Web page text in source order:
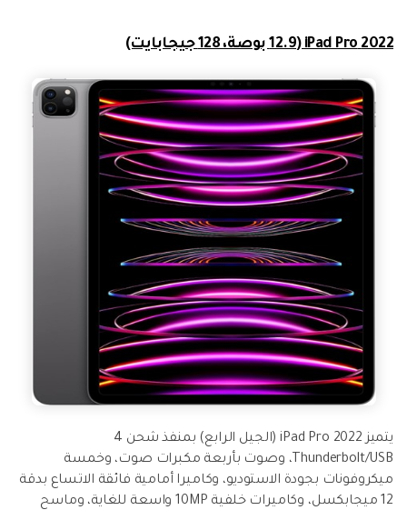
2022 iPad Pro (12.9 بوصة، 128 جيجابايت)
يتميز iPad Pro 2022 (الجيل الرابع) بمنفذ شحن 4
Thunderbolt/USB، وصوت بأربعة مكبرات صوت، وخمسة
ميكروفونات بجودة الاستوديو، وكاميرا أمامية فائقة الاتساع بدقة
12 ميجابكسل، وكاميرات خلفية 10MP واسعة للغاية، وماسح